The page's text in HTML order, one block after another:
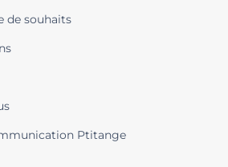
de souhaits
Ptitange